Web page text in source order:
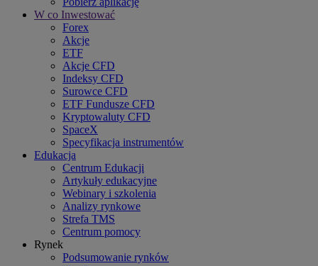
W co Inwestować
Forex
Akcje
ETF
Akcje CFD
Indeksy CFD
Surowce CFD
ETF Fundusze CFD
Kryptowaluty CFD
SpaceX
Specyfikacja instrumentów
Edukacja
Centrum Edukacji
Artykuły edukacyjne
Webinary i szkolenia
Analizy rynkowe
Strefa TMS
Centrum pomocy
Rynek
Podsumowanie rynków